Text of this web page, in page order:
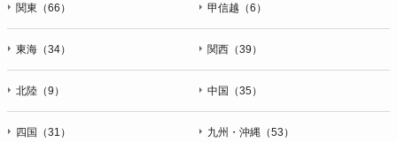
関東（66） 甲信越（6）
東海（34） 関西（39）
北陸（9） 中国（35）
四国（31） 九州・沖縄（53）